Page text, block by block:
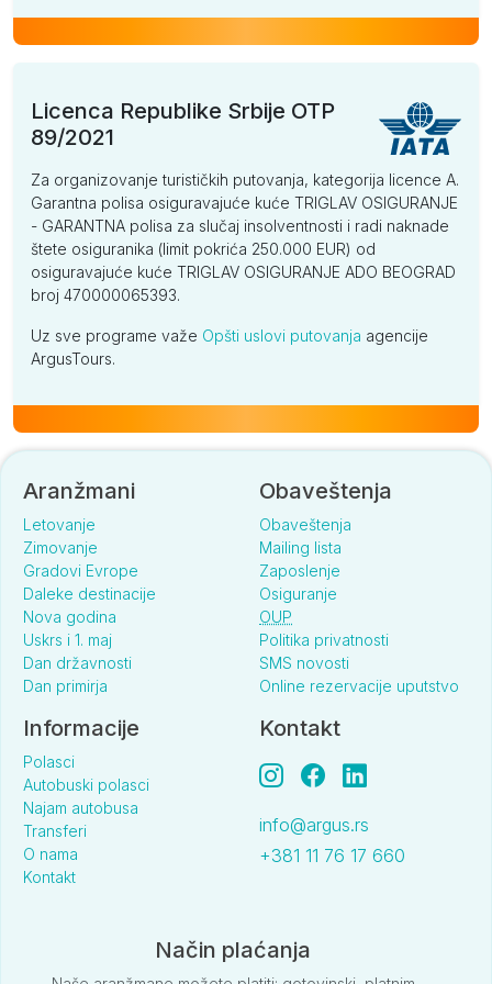
I dete dodatno 2-6 7
I beba dodatno 0-2 0
Junior porodični suite (AI)
po osobi po danu 191
II dete dodatno 6-12
III dete dodatno 2-6
III dete dodatno 6-12
I beba dodatno 0-2
II beba dodatno 0-2
III beba dodatno 0-2
Junior suite (AI)
I dete dodatno 2-6 7
Licenca Republike Srbije OTP
89/2021
Za organizovanje turističkih putovanja, kategorija licence A.
Garantna polisa osiguravajuće kuće TRIGLAV OSIGURANJE
- GARANTNA polisa za slučaj insolventnosti i radi naknade
štete osiguranika (limit pokrića 250.000 EUR) od
osiguravajuće kuće TRIGLAV OSIGURANJE ADO BEOGRAD
broj 470000065393.
Uz sve programe važe Opšti uslovi putovanja agencije
ArgusTours.
Aranžmani
Letovanje
Zimovanje
Gradovi Evrope
Daleke destinacije
Nova godina
Uskrs i 1. maj
Dan državnosti
Dan primirja
Obaveštenja
Obaveštenja
Mailing lista
Zaposlenje
Osiguranje
OUP
Politika privatnosti
SMS novosti
Online rezervacije uputstvo
Informacije
Polasci
Autobuski polasci
Najam autobusa
Transferi
O nama
Kontakt
Kontakt
info@argus.rs
+381 11 76 17 660
Način plaćanja